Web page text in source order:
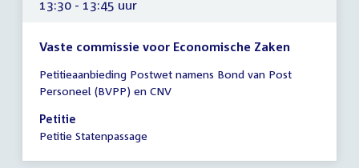
13:30 - 13:45 uur
Vaste commissie voor Economische Zaken
vergadering
13:30
-
13:45
Petitieaanbieding Postwet namens Bond van Post
Personeel (BVPP) en CNV
Petitie
Petitie Statenpassage